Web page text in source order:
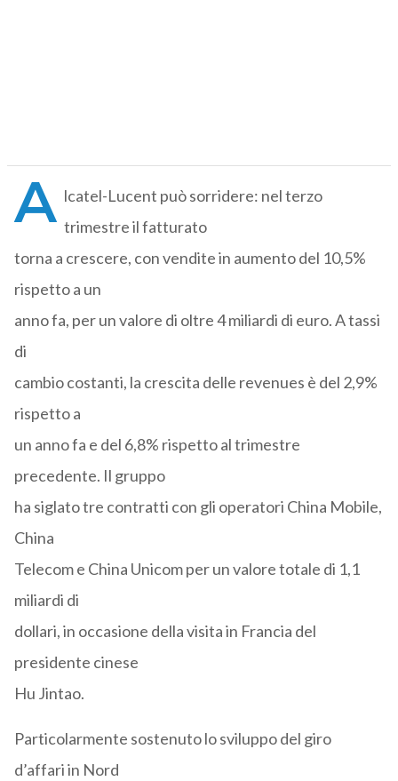
A lcatel-Lucent può sorridere: nel terzo
trimestre il fatturato
torna a crescere, con vendite in aumento del 10,5%
rispetto a un
anno fa, per un valore di oltre 4 miliardi di euro. A tassi
di
cambio costanti, la crescita delle revenues è del 2,9%
rispetto a
un anno fa e del 6,8% rispetto al trimestre
precedente. Il gruppo
ha siglato tre contratti con gli operatori China Mobile,
China
Telecom e China Unicom per un valore totale di 1,1
miliardi di
dollari, in occasione della visita in Francia del
presidente cinese
Hu Jintao.
Particolarmente sostenuto lo sviluppo del giro
d’affari in Nord